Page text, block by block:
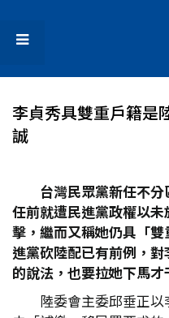
李貞秀具雙重戶籍
誠
台灣民眾黨新任不
任前就遭民進黨政權以
擊，繼而又稱她仍具「
進黨砍陸配已有前例，
的說法，也要拉她下馬才
陸委會主委邱垂正